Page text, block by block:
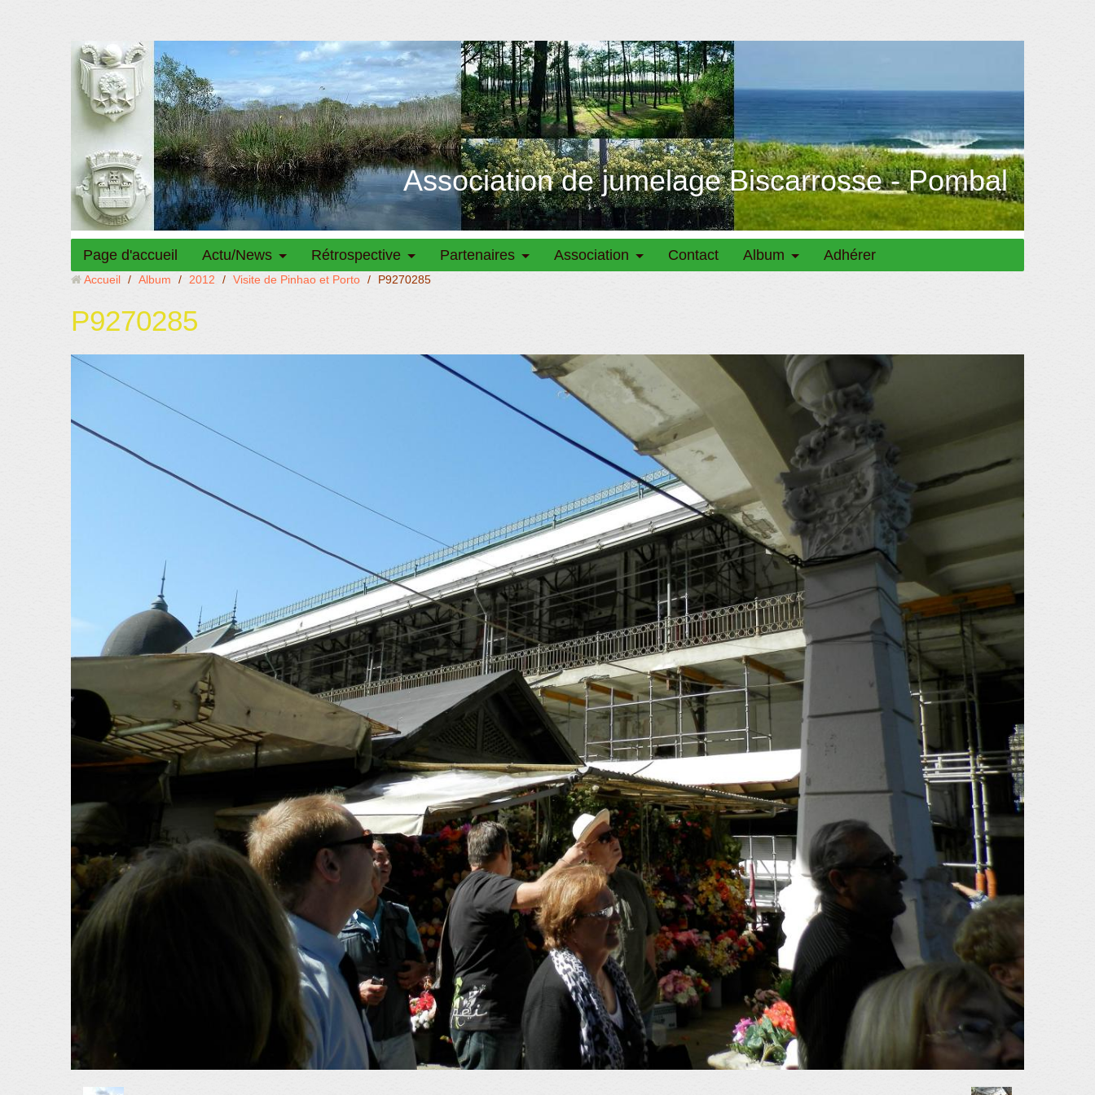
Association de jumelage Biscarrosse - Pombal
Page d'accueil Actu/News Rétrospective Partenaires Association Contact Album Adhérer
Accueil / Album / 2012 / Visite de Pinhao et Porto / P9270285
P9270285